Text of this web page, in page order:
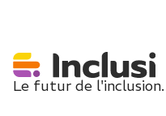
Le futur de l'inclusion.